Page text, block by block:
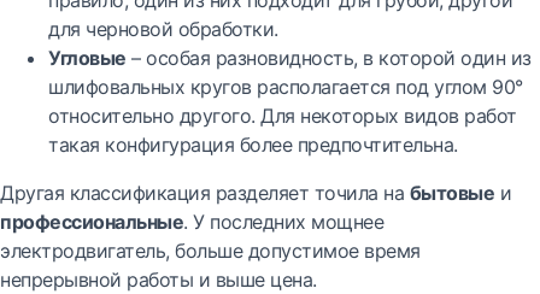
для черновой обработки.
Угловые – особая разновидность, в которой один из
шлифовальных кругов располагается под углом 90°
относительно другого. Для некоторых видов работ
такая конфигурация более предпочтительна.
Другая классификация разделяет точила на бытовые и
профессиональные. У последних мощнее
электродвигатель, больше допустимое время
непрерывной работы и выше цена.